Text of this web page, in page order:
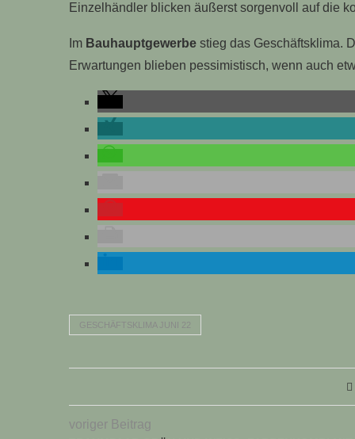
Einzelhändler blicken äußerst sorgenvoll auf die
Im Bauhauptgewerbe stieg das Geschäftsklima.
Erwartungen blieben pessimistisch, wenn auch
GESCHÄFTSKLIMA JUNI 22
voriger Beitrag